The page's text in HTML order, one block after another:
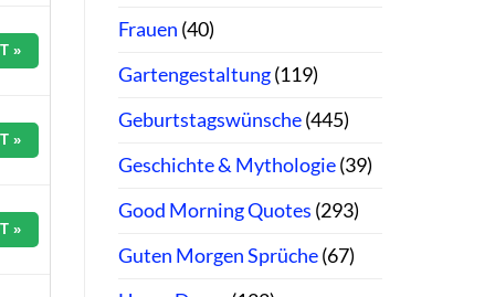
»
»
»
Frauen (40)
Gartengestaltung(119)
Geburtstagswünsche(445)
Geschichte & Mythologie(39)
Good Morning Quotes (293)
Guten Morgen Sprüche(67)